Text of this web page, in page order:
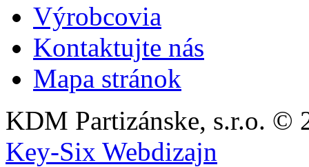
Výrobcovia
Kontaktujte nás
Mapa stránok
KDM Partizánske, s.r.o. ©
Key-Six Webdizajn